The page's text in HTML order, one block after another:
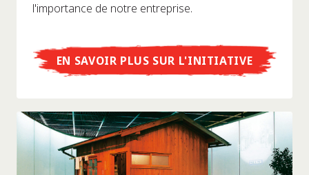
l'importance de notre entreprise.
EN SAVOIR PLUS SUR L'INITIATIVE